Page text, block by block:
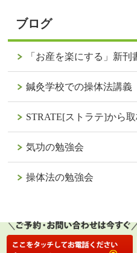
ブログ
「お産を楽にする」新
鍼灸学校での操体法講義
STRATE[ストラテ]から
気功の勉強会
操体法の勉強会